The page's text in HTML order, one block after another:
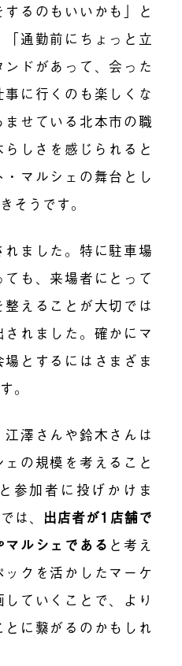
るのもいいかも」と
通勤前にちょっと立
ドがあって、会った
に行くのも楽しくな
せている北本市の職
しさを感じられると
マルシェの舞台とし
そうです。
ました。特に駐車場
も、来場者にとって
えることが大切では
れました。確かにマ
とするにはさまざま
。
澤さんや鈴木さんは
ェの規模を考えること
参加者に投げかけま
は、 出店者が1店舗で
ルシェである と考え
クを活かしたマーケ
ていくことで、より
に繋がるのかもしれ